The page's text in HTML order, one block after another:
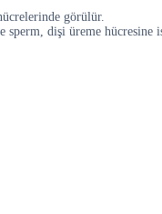
görülür.
dişi üreme hücresine